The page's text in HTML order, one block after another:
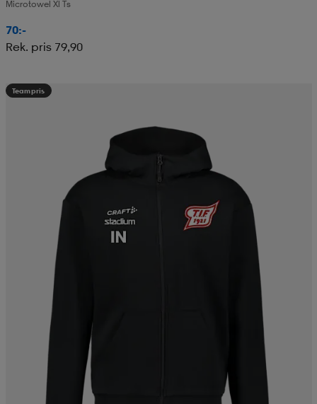
Microtowel Xl Ts
70:-
Rek. pris 79,90
Teampris